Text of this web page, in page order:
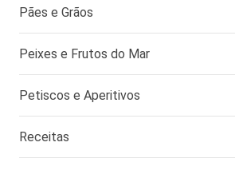
Pães e Grãos
Peixes e Frutos do Mar
Petiscos e Aperitivos
Receitas